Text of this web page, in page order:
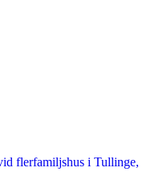
flerfamiljshus i Tullinge,